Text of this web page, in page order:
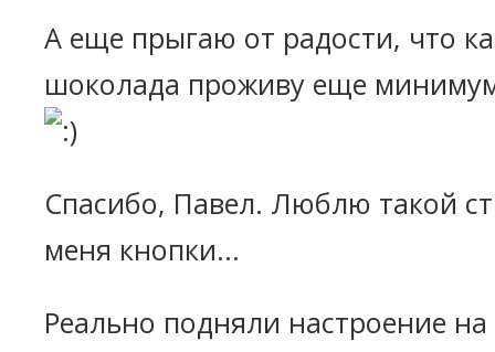
А еще прыгаю от радости, что
шоколада проживу еще
Спасибо, Павел. Люблю такой
меня кнопки...
Реально подняли настроение